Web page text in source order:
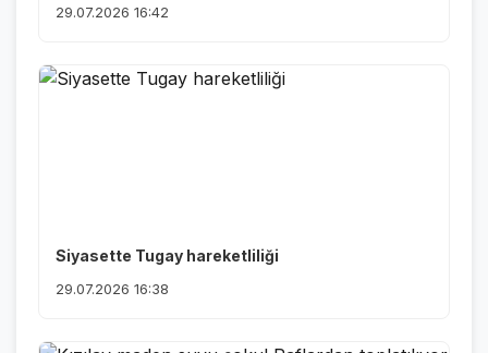
29.07.2026 16:42
Siyasette Tugay hareketliliği
29.07.2026 16:38